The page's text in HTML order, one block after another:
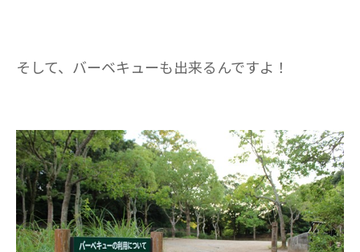
そして、バーベキューも出来るんですよ！